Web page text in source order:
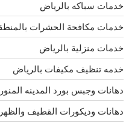
خدمات سباكه بالرياض
خدمات مكافحة الحشرات
خدمات منزلية بالرياض
خدمه تنظيف مكيفات بالرياض
دهانات وجبس بورد المدينه
دهانات وديكورات القطيف